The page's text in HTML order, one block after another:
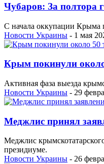
Чубаров: За полтора
С начала оккупации Крыма
Новости Украины - 1 мая
Крым покинули
Активная фаза выезда
Новости Украины - 29
Меджлис принял
Меджлис
президиуме.
Новости Украины - 26